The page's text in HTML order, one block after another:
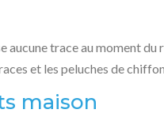
aucune trace au moment
et les peluches de
maison